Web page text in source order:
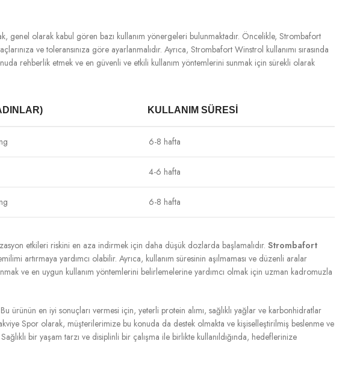
genel olarak kabul gören bazı kullanım yönergeleri bulunmaktadır. Öncelikle, Strombafort
ve toleransınıza göre ayarlanmalıdır. Ayrıca, Strombafort Winstrol kullanımı sırasında
rehberlik etmek ve en güvenli ve etkili kullanım yöntemlerini sunmak için sürekli olarak
KULLANIM SÜRESI
6-8 hafta
4-6 hafta
6-8 hafta
etkileri riskini en aza indirmek için daha düşük dozlarda başlamalıdır. Strombafort
artırmaya yardımcı olabilir. Ayrıca, kullanım süresinin aşılmaması ve düzenli aralar
ve en uygun kullanım yöntemlerini belirlemelerine yardımcı olmak için uzman kadromuzla
ürünün en iyi sonuçları vermesi için, yeterli protein alımı, sağlıklı yağlar ve karbonhidratlar
Spor olarak, müşterilerimize bu konuda da destek olmakta ve kişiselleştirilmiş beslenme ve
bir yaşam tarzı ve disiplinli bir çalışma ile birlikte kullanıldığında, hedeflerinize